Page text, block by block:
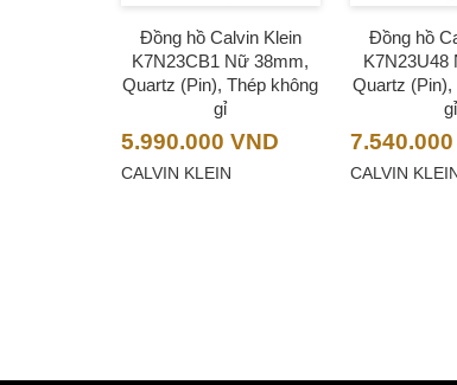
Đồng hồ Calvin Klein
K7N23CB1 Nữ 38mm,
Quartz (Pin), Thép không
gỉ
5.990.000 VND
CALVIN KLEIN
Đồng hồ
K7N23U48
Quartz (Pin),
gỉ
7.540.000
CALVIN